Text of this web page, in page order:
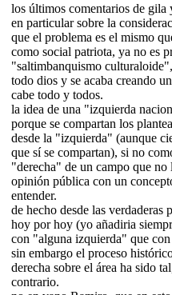
los últimos comentarios de gila
en particular sobre la
que el problema es el mismo
como social patriota, ya no es
"saltimbanquismo
todo dios y se acaba creando
cabe todo y todos.
la idea de una "izquierda
porque se compartan los
desde la "izquierda" (aunque
que sí se compartan), si no
"derecha" de un campo que no
opinión pública con un
entender.
de hecho desde las
hoy por hoy (yo añadiria
con "alguna izquierda" que
sin embargo el proceso
derecha sobre el área ha sido
contrario.